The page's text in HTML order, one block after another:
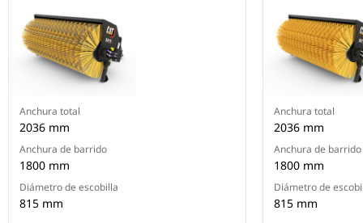
Anchura total
2036 mm
Anchura de barrido
1800 mm
Diámetro de escobilla
815 mm
Anchura total
2036 mm
Anchura de barrido
1800 mm
Diámetro de
815 mm